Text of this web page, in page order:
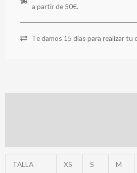
a partir de 50€.
Te damos 15 días para realizar tu
TALLA XS S M